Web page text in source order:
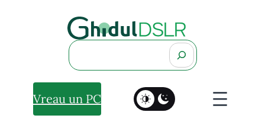
Search
Vreau un PC